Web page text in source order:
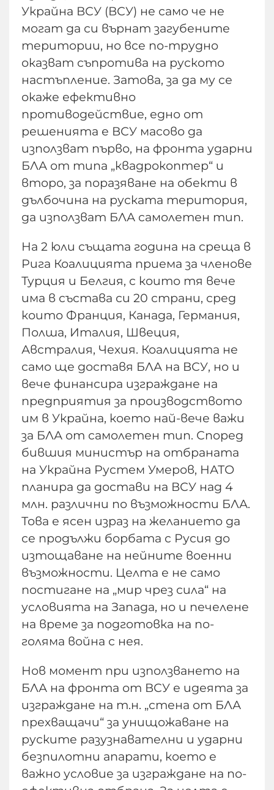
Украйна ВСУ (ВСУ) не само че не
могат да си върнат загубените
територии, но все по-трудно
оказват съпротива на руското
настъпление. Затова, за да му се
окаже ефективно
противодействие, едно от
решенията е ВСУ масово да
използват първо, на фронта ударни
БЛА от типа „квадрокоптер“ и
второ, за поразяване на обекти в
дълбочина на руската територия,
да използват БЛА самолетен тип.
На 2 юли същата година на среща в
Рига Коалицията приема за членове
Турция и Белгия, с които тя вече
има в състава си 20 страни, сред
които Франция, Канада, Германия,
Полша, Италия, Швеция,
Австралия, Чехия. Коалицията не
само ще доставя БЛА на ВСУ, но и
вече финансира изграждане на
предприятия за производството
им в Украйна, което най-вече важи
за БЛА от самолетен тип. Според
бившия министър на отбраната
на Украйна Рустем Умеров, НАТО
планира да достави на ВСУ над 4
млн. различни по възможности БЛА.
Това е ясен израз на желанието да
се продължи борбата с Русия до
изтощаване на нейните военни
възможности. Целта е не само
постигане на „мир чрез сила“ на
условията на Запада, но и печелене
на време за подготовка на по-
голяма война с нея.
Нов момент при използването на
БЛА на фронта от ВСУ е идеята за
изграждане на т.н. „стена от БЛА
прехващачи“ за унищожаване на
руските разузнавателни и ударни
безпилотни апарати, което е
важно условие за изграждане на по-